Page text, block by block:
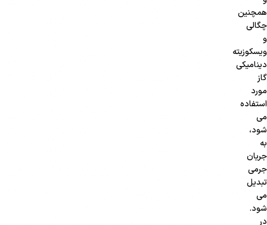
همچنین
چگالی
و
ویسکوزیته
دینامیکی
گاز
مورد
استفاده
می
شود،
به
جریان
جرمی
تبدیل
می
شود.
در